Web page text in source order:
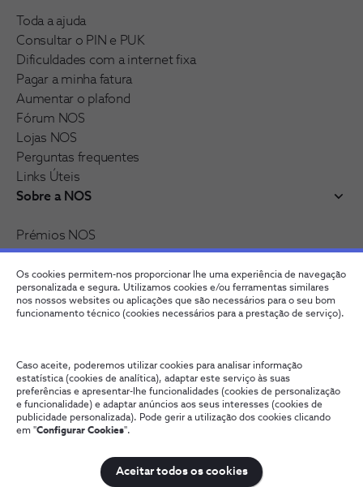
Os cookies permitem-nos proporcionar lhe uma experiência de navegação
personalizada e segura. Utilizamos cookies e/ou ferramentas similares
nos nossos websites ou aplicações que são necessários para o seu bom
funcionamento técnico (cookies necessários para a prestação de serviço).
Caso aceite, poderemos utilizar cookies para analisar informação
estatística (cookies de analítica), adaptar este serviço às suas
preferências e apresentar-lhe funcionalidades (cookies de personalização
e funcionalidade) e adaptar anúncios aos seus interesses (cookies de
publicidade personalizada). Pode gerir a utilização dos cookies clicando
em "Configurar Cookies".
Aceitar todos os cookies
Toda a ajuda
Consultar o PIN e PUK
Dificuldades com a internet fixa
Pagar a minha fatura
Aumentar o plafond
Fórum NOS
Lojas NOS
Perguntas frequentes
Links Úteis
Sobre a NOS
Prémios NOS
Reconhecimentos e distinções
Recrutamento
Fale connoscoPolítica de Privacidade
Provedoria Cliente